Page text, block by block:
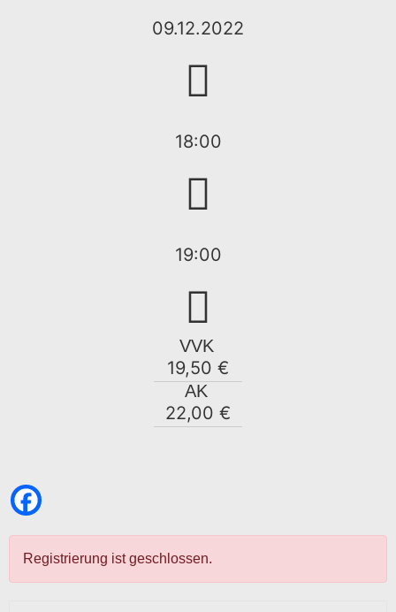
09.12.2022
18:00
19:00
VVK
19,50 €
AK
22,00 €
Registrierung ist geschlossen.